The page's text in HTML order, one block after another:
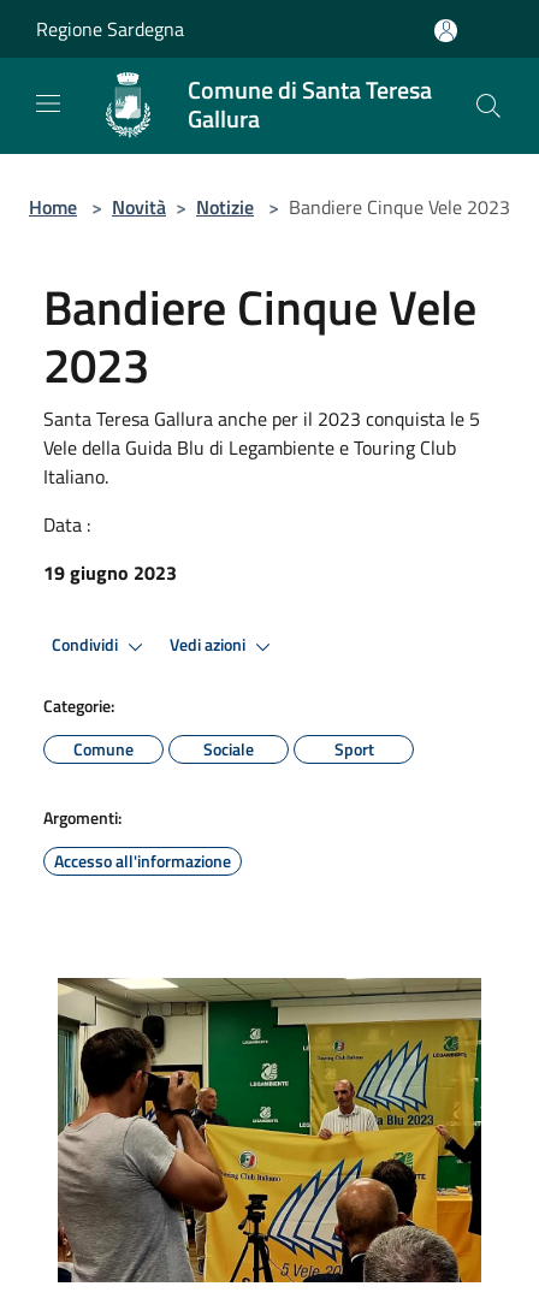
Regione Sardegna
Comune di Santa Teresa
Gallura
Home > Novità > Notizie > Bandiere Cinque Vele 2023
Bandiere Cinque Vele
2023
Santa Teresa Gallura anche per il 2023 conquista le 5
Vele della Guida Blu di Legambiente e Touring Club
Italiano.
Data :
19 giugno 2023
Condividi Vedi azioni
Categorie:
Comune
Sociale Sport
Argomenti:
Accesso all'informazione